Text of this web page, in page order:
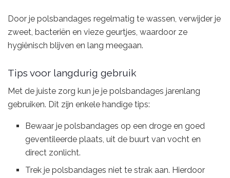
Door je polsbandages regelmatig te wassen, verwijder je
zweet, bacteriën en vieze geurtjes, waardoor ze
hygiënisch blijven en lang meegaan.
Tips voor langdurig gebruik
Met de juiste zorg kun je je polsbandages jarenlang
gebruiken. Dit zijn enkele handige tips:
Bewaar je polsbandages op een droge en goed
geventileerde plaats, uit de buurt van vocht en
direct zonlicht.
Trek je polsbandages niet te strak aan. Hierdoor